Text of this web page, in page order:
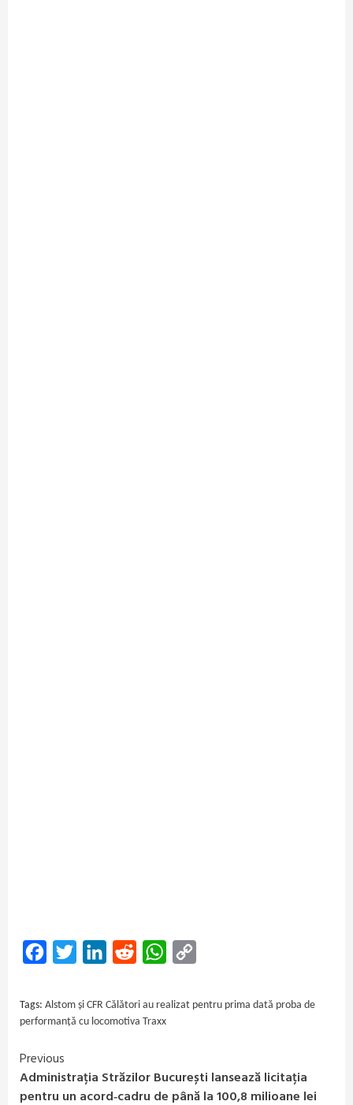
FacebookTwitter LinkedInReddit WhatsApp
Tags: Alstom și CFR Călători au realizat pentru prima dată proba de
performanță cu locomotiva Traxx
Continue
Reading
Previous
Administrația Străzilor București lansează licitația
pentru un acord‑cadru de până la 100,8 milioane lei